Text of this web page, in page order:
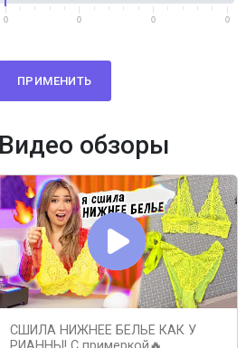
0 0 0 0
ПРИМЕНИТЬ
Видео обзоры
СШИЛА НИЖНЕЕ БЕЛЬЕ КАК У